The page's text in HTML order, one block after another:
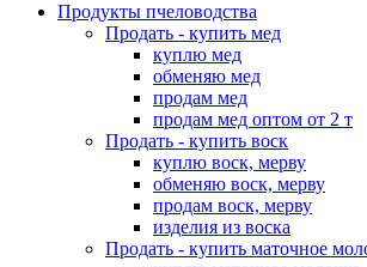
Продукты пчеловодства
Продать - купить мед
куплю мед
обменяю мед
продам мед
продам мед оптом от 2 т
Продать - купить воск
куплю воск, мерву
обменяю воск, мерву
продам воск, мерву
изделия из воска
Продать - купить маточное